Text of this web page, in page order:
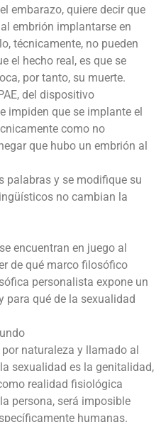
embarazo, quiere decir que
embrión implantarse en
técnicamente, no pueden
el hecho real, es que se
por tanto, su muerte.
del dispositivo
impiden que se implante el
como no
que hubo un embrión al
palabras y se modifique su
no cambian la
encuentran en juego al
de qué marco filosófico
personalista expone un
para qué de la sexualidad
naturaleza y llamado al
sexualidad es la genitalidad,
realidad fisiológica
persona, será imposible
humanas.